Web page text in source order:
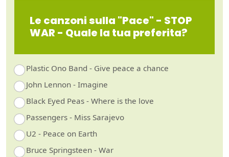
Le canzoni sulla "Pace" - STOP
WAR - Quale la tua preferita?
Plastic Ono Band - Give peace a chance
John Lennon - Imagine
Black Eyed Peas - Where is the love
Passengers - Miss Sarajevo
U2 - Peace on Earth
Bruce Springsteen - War